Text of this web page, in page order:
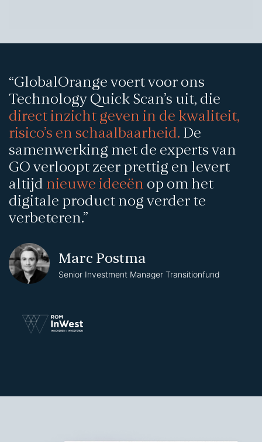
“GlobalOrange voert voor ons
Technology Quick Scan’s uit, die
direct inzicht geven in de kwaliteit,
risico’s en schaalbaarheid. De
samenwerking met de experts van
GO verloopt zeer prettig en levert
altijd nieuwe ideeën op om het
digitale product nog verder te
verbeteren.”
Marc Postma
Senior Investment Manager Transitionfund